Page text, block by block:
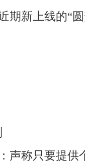
期新上线的“
声称只要提供